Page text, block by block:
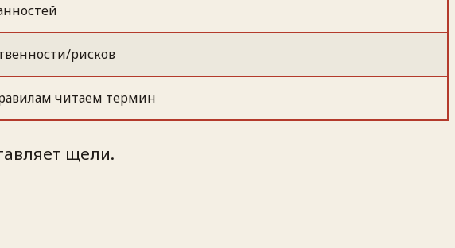
рисков
читаем термин
щели.